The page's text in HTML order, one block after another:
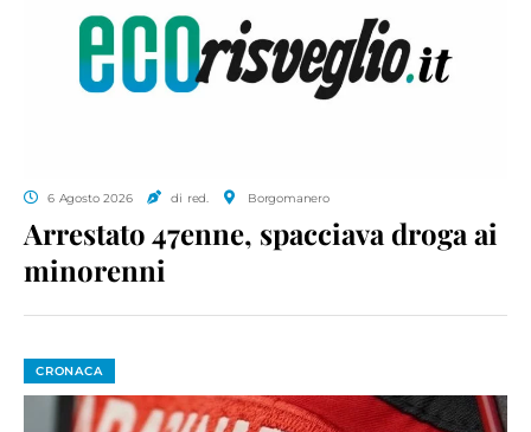
6 Agosto 2026 di red. Borgomanero
Arrestato 47enne, spacciava droga ai
minorenni
CRONACA